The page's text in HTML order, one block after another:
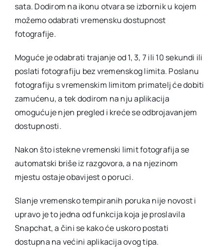
sata. Dodirom na ikonu otvara se izbornik u kojem
možemo odabrati vremensku dostupnost
fotografije.
Moguće je odabrati trajanje od 1, 3, 7 ili 10 sekundi ili
poslati fotografiju bez vremenskog limita. Poslanu
fotografiju s vremenskim limitom primatelj će dobiti
zamućenu, a tek dodirom na nju aplikacija
omogućuje njen pregled i kreće se odbrojavanjem
dostupnosti.
Nakon što istekne vremenski limit fotografija se
automatski briše iz razgovora, a na njezinom
mjestu ostaje obavijest o poruci.
Slanje vremensko tempiranih poruka nije novost i
upravo je to jedna od funkcija koja je proslavila
Snapchat, a čini se kako će uskoro postati
dostupna na većini aplikacija ovog tipa.